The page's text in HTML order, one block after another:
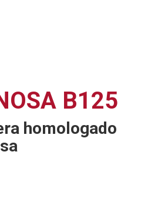
B125
homologado